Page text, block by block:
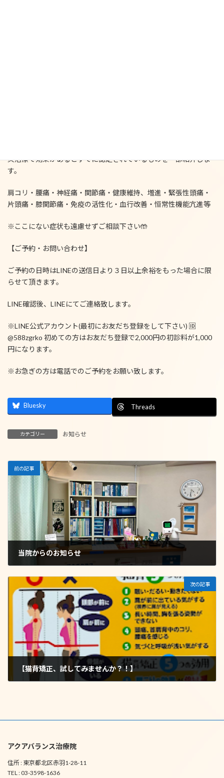
灸治療で効果があるとすでに認定されているものを一部紹介しま
す。
肩コリ・腰痛・神経痛・関節痛・健康維持、増進・緊張性頭痛・
片頭痛・膝関節痛・免疫の活性化・血行改善・恒常性機能亢進等
※ここにない症状も遠慮せずご相談下さい🤲
【ご予約・お問い合わせ】
ご予約の日時はLINEの送信日より３日以上余裕をもった場合に限
らせて頂きます。
LINE確認後、LINEにてご連絡致します。
※LINE公式アカウント(最初にお友だち登録をして下さい) 🆔
@588zgrko 初めての方はお友だち登録で2,000円の初診料が1,000
円になります。
※お急ぎの方は電話でのご予約をお願い致します。
Bluesky Threads
カテゴリー お知らせ
前の記事
当院からのお知らせ
次の記事
【猫背矯正、試してみませんか？！】
アクアバランス治療院
住所 : 東京都北区赤羽1-28-11
TEL : 03-3598-1636